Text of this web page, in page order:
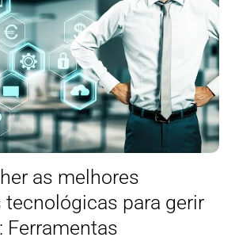
as melhores
para gerir
Ferramentas